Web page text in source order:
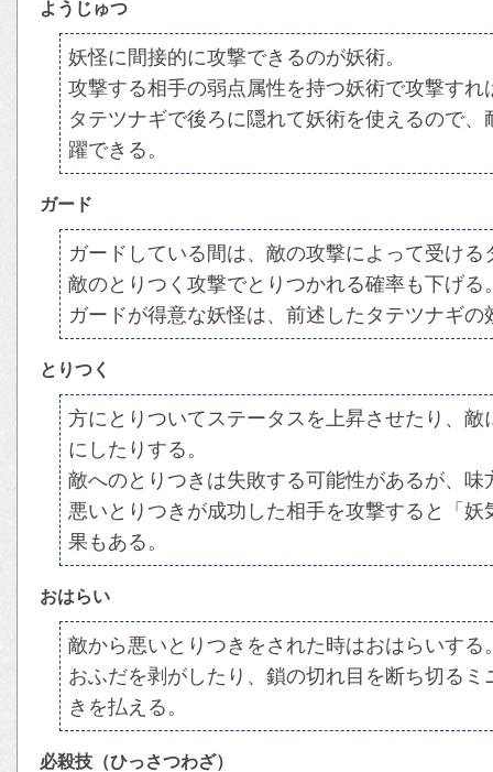
ようじゅつ
妖怪に間接的に攻撃できるのが妖術。
攻撃する相手の弱点属性を持つ妖術で攻撃す
タテツナギで後ろに隠れて妖術を使えるので
躍できる。
ガード
ガードしている間は、敵の攻撃によって受け
敵のとりつく攻撃でとりつかれる確率も下げる
ガードが得意な妖怪は、前述したタテツナギ
とりつく
方にとりついてステータスを上昇させたり、
にしたりする。
敵へのとりつきは失敗する可能性があるが、
悪いとりつきが成功した相手を攻撃すると「
果もある。
おはらい
敵から悪いとりつきをされた時はおはらいする
おふだを剥がしたり、鎖の切れ目を断ち切る
きを払える。
必殺技（ひっさつわざ）